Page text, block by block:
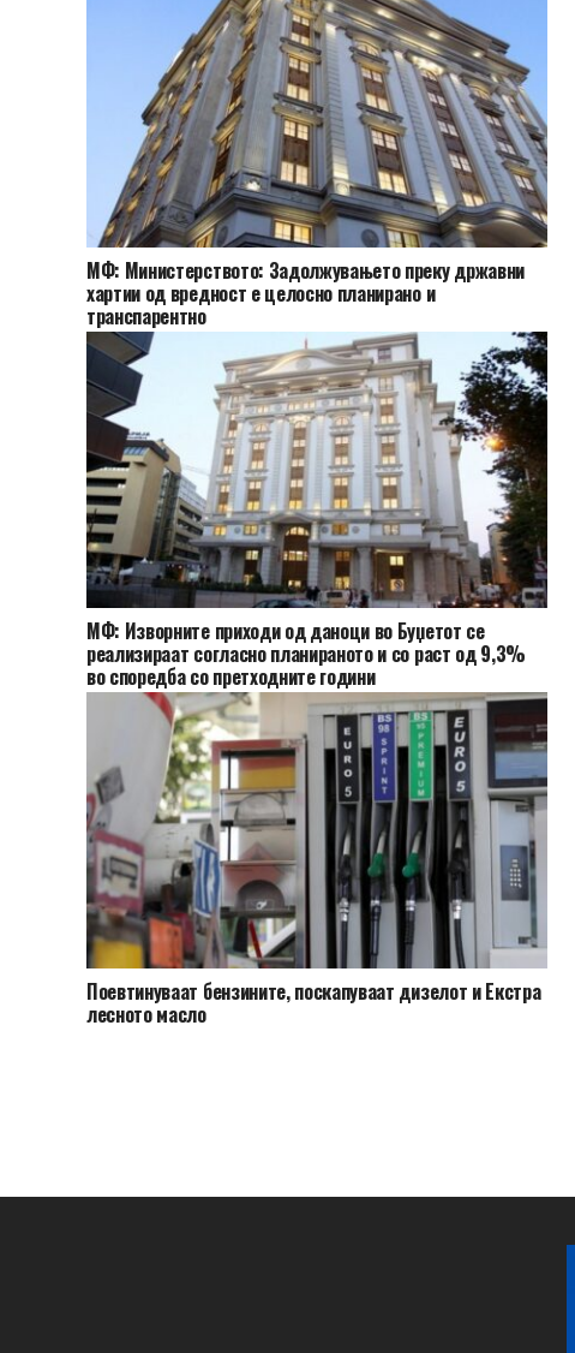
МФ: Министерството: Задолжувањето преку државни
хартии од вредност е целосно планирано и
транспарентно
МФ: Изворните приходи од даноци во Буџетот се
реализираат согласно планираното и со раст од 9,3%
во споредба со претходните години
Поевтинуваат бензините, поскапуваат дизелот и Екстра
лесното масло